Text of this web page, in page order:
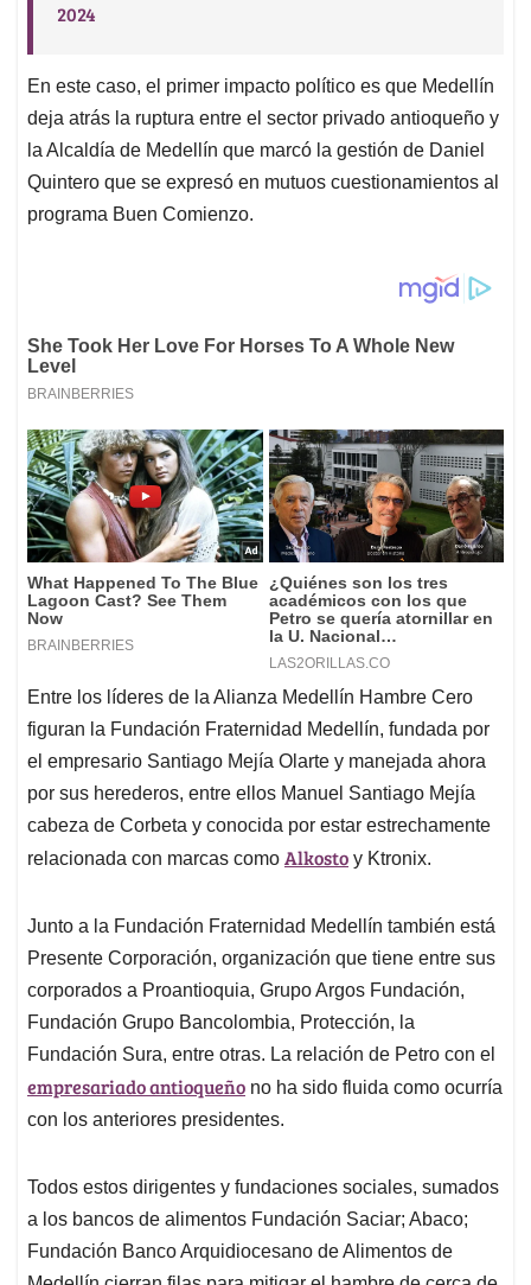
2024
En este caso, el primer impacto político es que Medellín
deja atrás la ruptura entre el sector privado antioqueño y
la Alcaldía de Medellín que marcó la gestión de Daniel
Quintero que se expresó en mutuos cuestionamientos al
programa Buen Comienzo.
Entre los líderes de la Alianza Medellín Hambre Cero
figuran la Fundación Fraternidad Medellín, fundada por
el empresario Santiago Mejía Olarte y manejada ahora
por sus herederos, entre ellos Manuel Santiago Mejía
cabeza de Corbeta y conocida por estar estrechamente
relacionada con marcas como Alkosto y Ktronix.
Junto a la Fundación Fraternidad Medellín también está
Presente Corporación, organización que tiene entre sus
corporados a Proantioquia, Grupo Argos Fundación,
Fundación Grupo Bancolombia, Protección, la
Fundación Sura, entre otras. La relación de Petro con el
empresariado antioqueño no ha sido fluida como ocurría
con los anteriores presidentes.
Todos estos dirigentes y fundaciones sociales, sumados
a los bancos de alimentos Fundación Saciar; Abaco;
Fundación Banco Arquidiocesano de Alimentos de